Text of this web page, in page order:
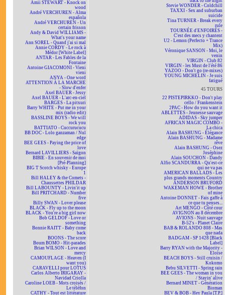
Amii STEWART - Knock on
wood
André VERCHUREN - Alma
española
André VERCHUREN - Un
certain frisson
Andy & David WILLIAMS -
What's your name
Ann SOREL - Quand j'ai si mal
Annie CORDY - Le rock à
Médor [White Label]
ANTAR - Les Fables de la
Fontaine
Antoine GIACOMONI - Vieni
vieni
ANYA - One word
ATTENTION À LA MARCHE
- Slow d'enfer
Axel BAUER - Jessy
Axel BAUER - L'arc-en-ciel
BARGES - La pitxuri
Barry WHITE - Put me in your
mix (radio edit)
BASSLINE BOYS - We will
rock you
BATTIATO - Cuccurucucu
BB DOC - Lolo ganzaman / Nul
edge
BEE GEES - Paying the price of
love
Bernard LAVILLIERS - Saïgon
BIBIE - En souvenir de moi
[Pré-Planning]
BIG T Scotch whisky - Europe
1
Bill HALEY & the Comets -
Chaussettes PHILDAR
Bill LABOUNTY - Livin'it up
Bill PRITCHARD - Number
five
Billy SWAN - Lover please
BLACK - Fly up to the moon
BLACK - You're a big girl now
Bob GELDOF - Love or
something
Bonnie RAITT - Baby come
back
BOONS - The score
Boum BOMO - Hit-parades
Brian WILSON - Love and
mercy
CAMOUFLAGE - Heaven (I
want you)
CARAVELLI pour LOTUS
Carlos Alberto IRIGARAY -
Navidad Criolla
Caroline LOEB - Mots croisés /
Le téléfon
CATHY - Tout est littérature
Stevie WONDER - Coldchill
TAXXI - Sex and suburban
suicide
Tina TURNER - Break every
rule
TOURNÉE d'ENFOIRÉS -
C'est des mecs y chantent
U2 - Lemon (Perfecto + Trance
Mix)
Véronique SANSON - Moi, le
venin
VIRGIN - Club 82
VIRGIN - les Must de l'été 86
YAZOO - Don't go (re-mixes)
YOUNG MICHELIN - Je suis
fatigué
45 TOURS
22 PISTEPIRKKO - Don't play
cello / Frankenstein
2PAC - How do you want it
ABLETTES - Jeunesse sauvage
ADIDAS - Sky jumper
AFRICAN MAGIC COMBO -
La chica
Alain BASHUNG - Élégance
Alain BASHUNG - Madame
rêve
Alain BASHUNG - Osez
Joséphine
Alain SOUCHON - Dandy
Alfio SCANDURRA - Qu'est-ce
qui ne va pas
AMERICAN BALLADS - Les
plus grands moments Country
ANDERSON BRUFORD
WAKEMAN HOWE - Brother
of mine
Antoine DONNET - Fais gaffe à
ce que tu penses...
Art MENGO - Côté cour
AVIGNON au 8 décembre
AVIONS - Nuit sauvage
B-52's - Planet Claire
BAB & ROLANDO 808 - Mas
que nada
BADGAM - SP 1428 [Black
Label]
Barry RYAN with the Majority -
Eloïse
BEACH BOYS - Still cruisin /
Kokomo
Bebu SILVETTI - Spring rain
BEE GEES - The woman in you
/ Stayin' alive
Bernard MINET - Génération
Bioman
BEV & BOB - Hey Paula [T.P.]